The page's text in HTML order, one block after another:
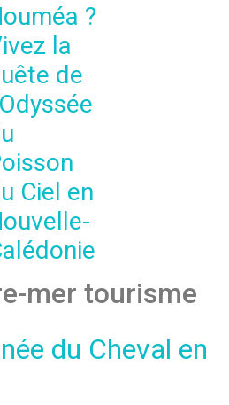
?
la
de
Ciel en
mer tourisme
du Cheval en